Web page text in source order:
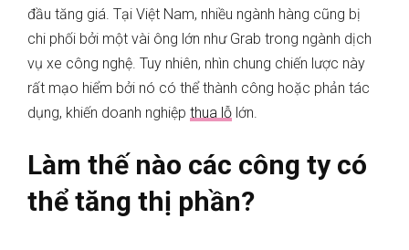
đầu tăng giá. Tại Việt Nam, nhiều ngành hàng cũng bị
chi phối bởi một vài ông lớn như Grab trong ngành dịch
vụ xe công nghệ. Tuy nhiên, nhìn chung chiến lược này
rất mạo hiểm bởi nó có thể thành công hoặc phản tác
dụng, khiến doanh nghiệp thua lỗ lớn.
Làm thế nào các công ty có
thể tăng thị phần?